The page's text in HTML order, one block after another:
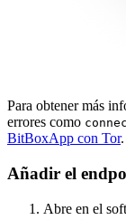
Para obtener más
errores como
BitBoxApp con Tor.
Añadir el
Abre en el